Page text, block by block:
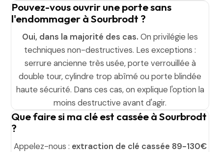
Pouvez-vous ouvrir une porte sans
l'endommager à Sourbrodt ?
Oui, dans la majorité des cas. On privilégie les
techniques non-destructives. Les exceptions :
serrure ancienne très usée, porte verrouillée à
double tour, cylindre trop abîmé ou porte blindée
haute sécurité. Dans ces cas, on explique l'option la
moins destructive avant d'agir.
Que faire si ma clé est cassée à Sourbrodt
?
Appelez-nous : extraction de clé cassée 89-130€